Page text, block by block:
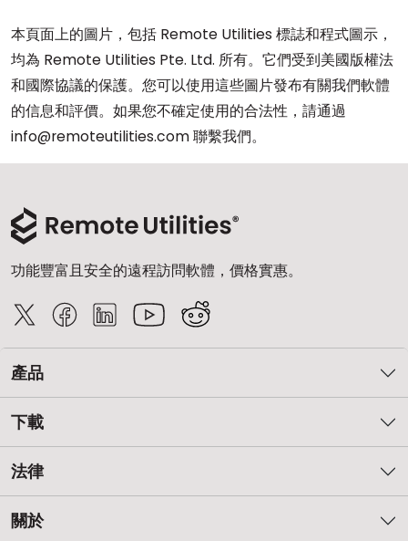
本頁面上的圖片，包括 Remote Utilities 標誌和程式圖示，
均為 Remote Utilities Pte. Ltd. 所有。它們受到美國版權法
和國際協議的保護。您可以使用這些圖片發布有關我們軟體
的信息和評價。如果您不確定使用的合法性，請通過
info@remoteutilities.com 聯繫我們。
功能豐富且安全的遠程訪問軟體，價格實惠。
產品
下載
法律
關於